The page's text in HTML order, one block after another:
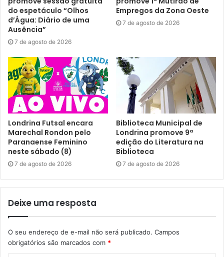
Londrinense de Futsal Adulto/FEL: ACEL, Apollo,
Associação Atlética Acadêmica Educação Física UEL,
Castelo, Heimtal, Instituto Global Shed, Monterrey e
divididas em dois grupos, se enfrentam dentro deles,
totalizando três partidas na 1ª Fase, e depois cruzam com
os adversários do outro grupo.
Os dois melhores colocados de cada grupo duelam na
Chave Ouro, enquanto os dois últimos, na Chave Prata,
realizando Semifinais e Finais, previstas para cinco
semanas de disputas. A Liga Metropolitana de Futsal
aguarda a definição dos locais de realização dos jogos
para que possa oficializar o início da competição.
Gostei
Etiquetas FEL Fundação de Esportes de Londrina (FEL)
LMFS
do espetáculo “Olhos
d’Água: Diário de uma
Ausência”
7 de agosto de 2026
Empregos da Zona Oeste
7 de agosto de 2026
Londrina Futsal encara
Marechal Rondon pelo
Paranaense Feminino
neste sábado (8)
7 de agosto de 2026
Biblioteca Municipal de
Londrina promove 9ª
edição do Literatura na
Biblioteca
7 de agosto de 2026
Deixe uma resposta
O seu endereço de e-mail não será publicado. Campos
obrigatórios são marcados com *